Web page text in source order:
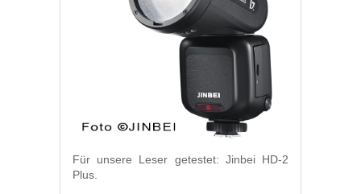
Für unsere Leser getestet: Jinbei HD-2
Plus.